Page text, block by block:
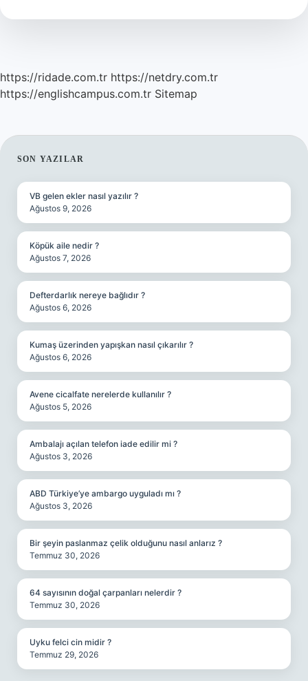
https://ridade.com.tr https://netdry.com.tr
https://englishcampus.com.tr Sitemap
SIDEBAR
SON YAZILAR
VB gelen ekler nasıl yazılır ?
Ağustos 9, 2026
Köpük aile nedir ?
Ağustos 7, 2026
Defterdarlık nereye bağlıdır ?
Ağustos 6, 2026
Kumaş üzerinden yapışkan nasıl çıkarılır ?
Ağustos 6, 2026
Avene cicalfate nerelerde kullanılır ?
Ağustos 5, 2026
Ambalajı açılan telefon iade edilir mi ?
Ağustos 3, 2026
ABD Türkiye’ye ambargo uyguladı mı ?
Ağustos 3, 2026
Bir şeyin paslanmaz çelik olduğunu nasıl anlarız ?
Temmuz 30, 2026
64 sayısının doğal çarpanları nelerdir ?
Temmuz 30, 2026
Uyku felci cin midir ?
Temmuz 29, 2026